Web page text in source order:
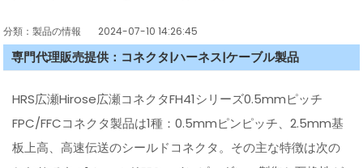
分類：製品の情報 2024-07-10 14:26:45
専門代理販売提供：コネクタ|ハーネス|ケーブル製品
HRS広瀬Hirose広瀬コネクタFH41シリーズ0.5mmピッチ
FPC/FFCコネクタ製品は1種：0.5mmピンピッチ、2.5mm基
板上高、高速伝送のシールドコネクタ。その主な特徴は次の